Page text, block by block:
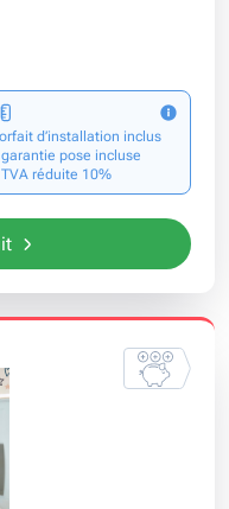
d’installation inclus
garantie pose incluse
TVA réduite 10%